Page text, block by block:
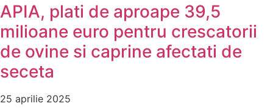
APIA, plati de aproape 39,5
milioane euro pentru crescatorii
de ovine si caprine afectati de
seceta
25 aprilie 2025